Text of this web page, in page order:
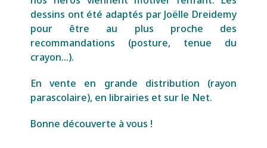
dessins ont été adaptés par Joëlle Dreidemy
pour être au plus proche des
recommandations (posture, tenue du
crayon…).
En vente en grande distribution (rayon
parascolaire), en librairies et sur le Net.
Bonne découverte à vous !